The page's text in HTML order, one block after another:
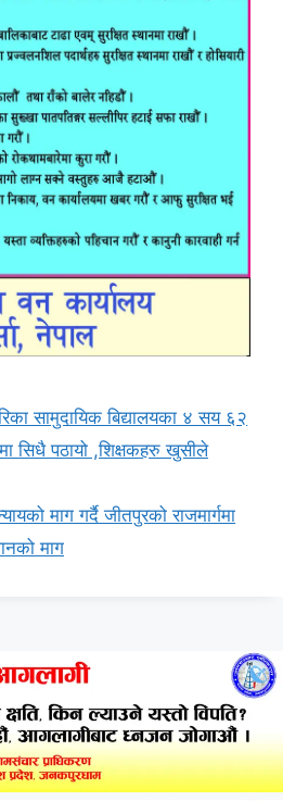
सामुदायिक बिद्यालयका ४ सय ६२
सिधै पठायो ,शिक्षकहरु खुसीले
माग गर्दै जीतपुरको राजमार्गमा
माग